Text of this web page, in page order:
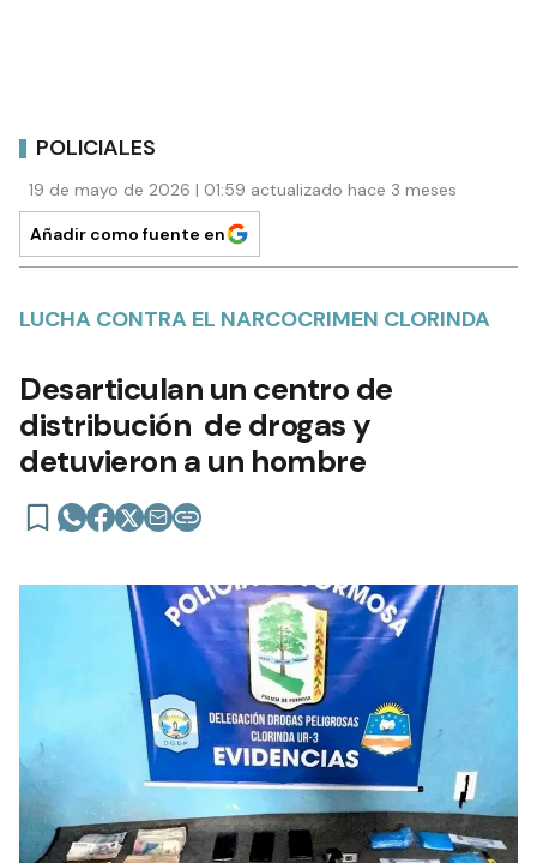
POLICIALES
19 de mayo de 2026 | 01:59 actualizado hace 3 meses
Añadir como fuente en
LUCHA CONTRA EL NARCOCRIMEN CLORINDA
Desarticulan un centro de
distribución de drogas y
detuvieron a un hombre